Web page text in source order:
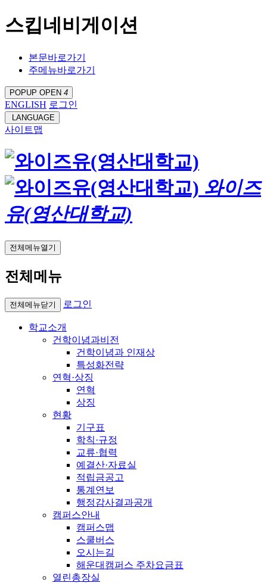
스킵네비게이션
본문바로가기
주메뉴바로가기
POPUP OPEN 4
ENGLISH 로그인
LANGUAGE
사이트맵
와이즈
유(영산대학교)
전체메뉴열기
전체메뉴
전체메뉴닫기 로그인
학교소개
건학이념과비전
건학이념과 인재상
특성화전략
연혁·상징
연혁
상징
현황
기구표
학칙·규정
교류·협력
예결산·자료실
적립금공고
통계연보
행정감사결과공개
캠퍼스안내
캠퍼스맵
스쿨버스
오시는길
해운대캠퍼스 주차요금표
열린총장실